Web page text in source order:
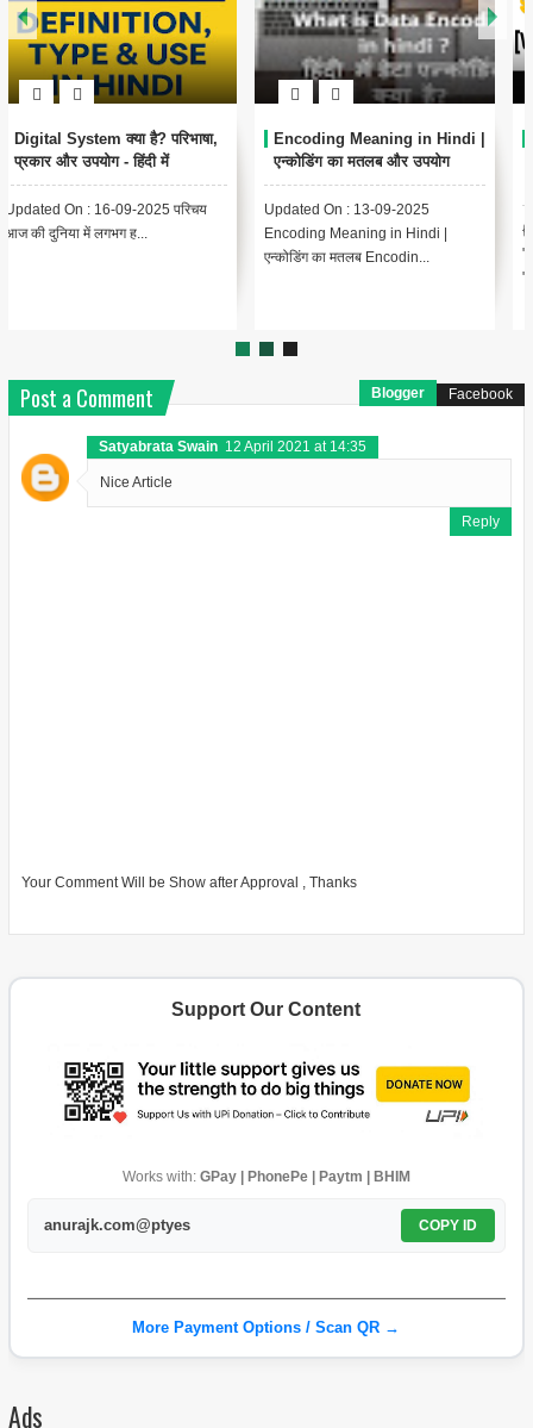
Encoding Meaning in Hindi |
एन्कोडिंग का मतलब और उपयोग
Updated On : 13-09-2025
Encoding Meaning in Hindi |
थंबनेल क्या है? | Thumbnail
Meaning in Hindi (YouTube
& Computer Example)
{ "@context": "https://schema.org",
"@type": "BlogPosting",
Post a Comment Blogger Facebook
Satyabrata Swain 12 April 2021 at 14:35
Nice Article
Reply
Your Comment Will be Show after Approval , Thanks
Support Our Content
Works with: GPay | PhonePe | Paytm | BHIM
anurajk.com@ptyes COPY ID
More Payment Options / Scan QR →
Ads